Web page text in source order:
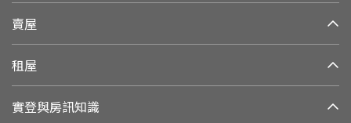
賣屋
租屋
實登與房訊知識